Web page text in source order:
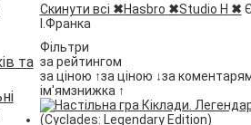
та
Скинути всі ✖Hasbro ✖Studio H ✖
І.Франка
Фільтри
за рейтингом
за ціною ↑за ціною ↓за
ім'ямзнижка ↑